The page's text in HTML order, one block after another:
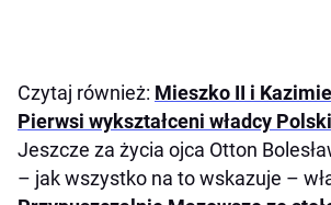
Czytaj również: Mieszko II i
Pierwsi wykształceni władcy Polski
Jeszcze za życia ojca Otton
– jak wszystko na to wskazuje –